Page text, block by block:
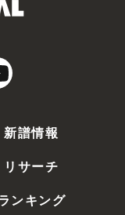
新譜情報
リサーチ
ンキング